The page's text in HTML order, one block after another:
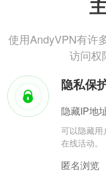
使用AndyVPN有许
访问权
隐私保
隐藏IP地
可以隐藏用
在线活动。
匿名浏览